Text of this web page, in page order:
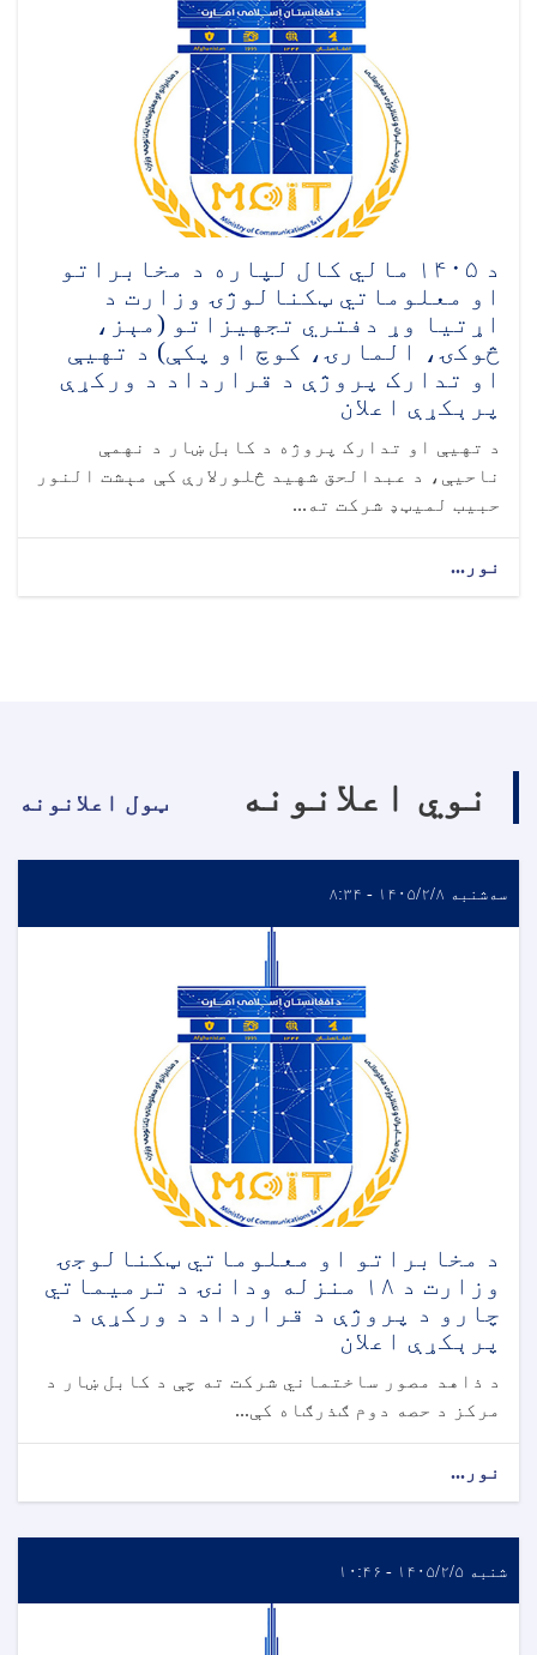
د ۱۴۰۵ مالي کال لپاره د مخابراتو
او معلوماتي ټکنالوژۍ وزارت د
اړتیا وړ دفتري تجهیزاتو (مېز،
څوکۍ، المارۍ، کوچ او پکې) د تهيې
او تدارک پروژې د قرارداد د ورکړې
پرېکړې اعلان
د تهيې او تدارک پروژه د کابل ښار د نهمې
ناحیې، د عبدالحق شهید څلورلارې کې مېشت النور
حبیب لمیټډ شرکت ته...
نور...
نوي اعلانونه ټول اعلانونه
سه‌شنبه ۱۴۰۵/۲/۸ - ۸:۳۴
د مخابراتو او معلوماتي ټکنالوجۍ
وزارت د ۱۸ منزله ودانۍ د ترمیماتي
چارو د پروژې د قرارداد د ورکړې د
پرېکړې اعلان
د ذاهد مصور ساختماني شرکت ته چې د کابل ښار د
مرکز د حصه دوم ګذرګاه کې...
نور...
شنبه ۱۴۰۵/۲/۵ - ۱۰:۴۶